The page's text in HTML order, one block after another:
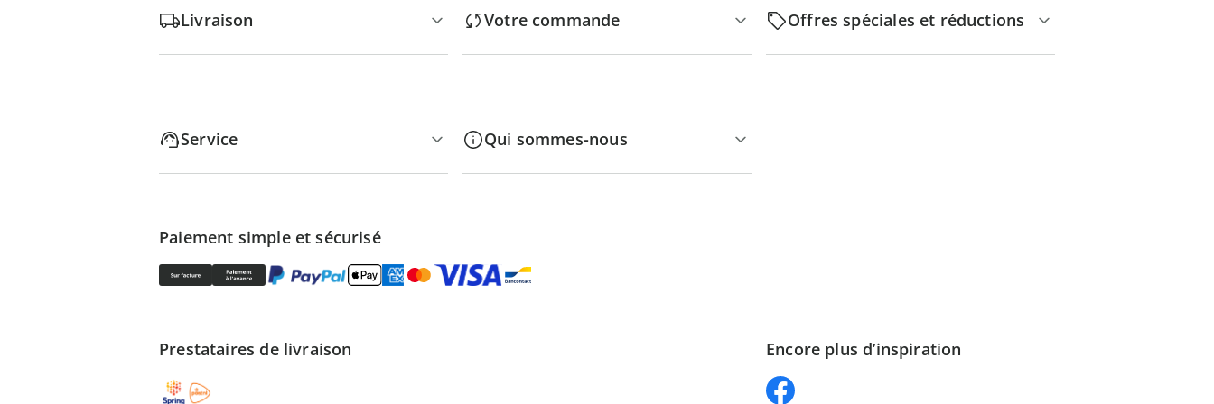
Livraison Votre commande Offres spéciales et réductions
Service Qui sommes-nous
Paiement simple et sécurisé
Prestataires de livraison Encore plus d’inspiration